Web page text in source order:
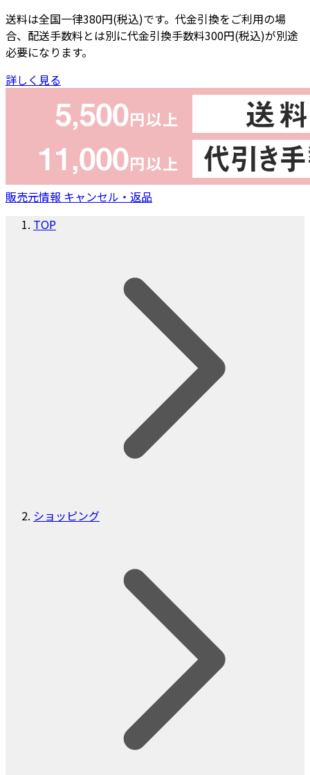
送料は全国一律380円(税込)です。代金引換をご利用の場
合、配送手数料とは別に代金引換手数料300円(税込)が別途
必要になります。
詳しく見る
販売元情報 キャンセル・返品
TOP
ショッピング